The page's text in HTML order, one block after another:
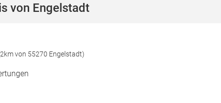
von Engelstadt
von 55270 Engelstadt)